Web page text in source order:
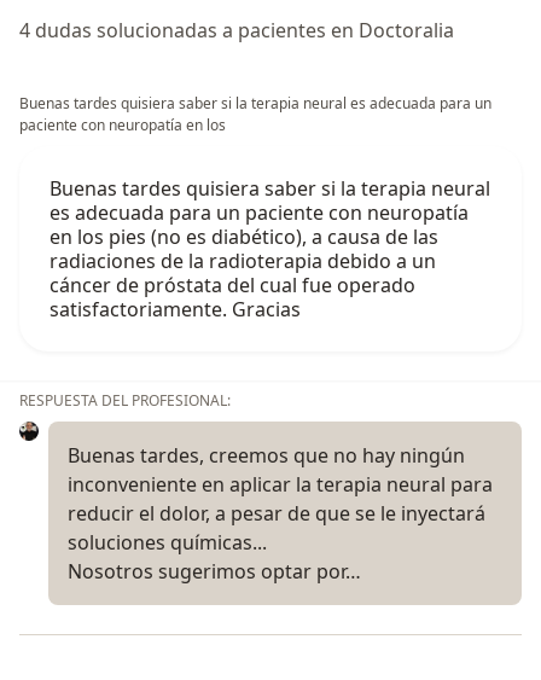
4 dudas solucionadas a pacientes en Doctoralia
Buenas tardes quisiera saber si la terapia neural es adecuada para un
paciente con neuropatía en los
Buenas tardes quisiera saber si la terapia neural
es adecuada para un paciente con neuropatía
en los pies (no es diabético), a causa de las
radiaciones de la radioterapia debido a un
cáncer de próstata del cual fue operado
satisfactoriamente. Gracias
RESPUESTA DEL PROFESIONAL:
Buenas tardes, creemos que no hay ningún
inconveniente en aplicar la terapia neural para
reducir el dolor, a pesar de que se le inyectará
soluciones químicas...
Nosotros sugerimos optar por…